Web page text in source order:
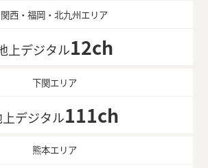
関西・福岡・北九州エリア
上デジタル12ch
下関エリア
デジタル111ch
熊本エリア